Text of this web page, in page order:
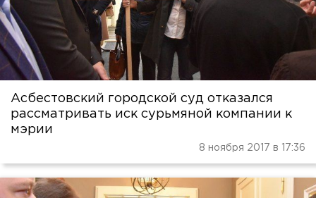
Асбестовский городской суд отказался
рассматривать иск сурьмяной компании к
мэрии
8 ноября 2017 в 17:36